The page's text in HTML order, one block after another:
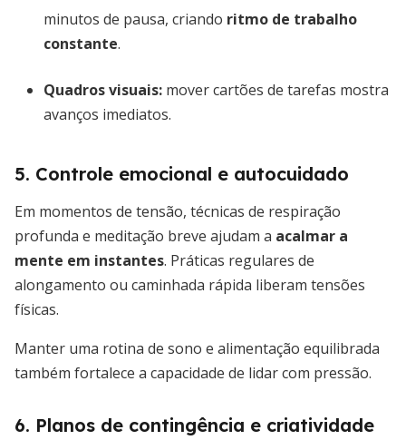
minutos de pausa, criando ritmo de trabalho
constante.
Quadros visuais: mover cartões de tarefas mostra
avanços imediatos.
5. Controle emocional e autocuidado
Em momentos de tensão, técnicas de respiração
profunda e meditação breve ajudam a acalmar a
mente em instantes. Práticas regulares de
alongamento ou caminhada rápida liberam tensões
físicas.
Manter uma rotina de sono e alimentação equilibrada
também fortalece a capacidade de lidar com pressão.
6. Planos de contingência e criatividade